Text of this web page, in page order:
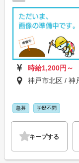
時給1,200円～
神戸市北区 / 神
急募 学歴不問
キープする